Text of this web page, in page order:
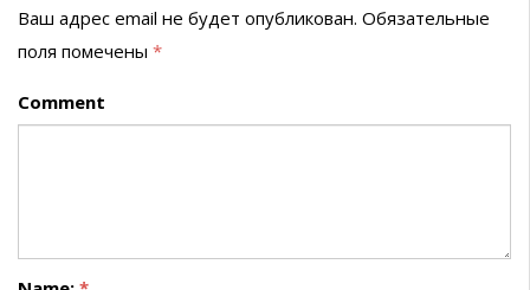
Ваш адрес email не будет опубликован. Обязательные
поля помечены *
Comment